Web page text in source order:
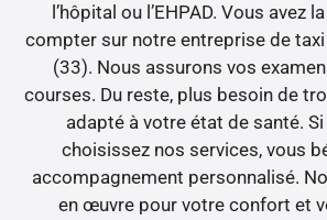
l’hôpital ou l’EHPAD. Vous avez
compter sur notre entreprise de
(33). Nous assurons vos
courses. Du reste, plus besoin de
adapté à votre état de santé.
choisissez nos services, vous
accompagnement personnalisé.
en œuvre pour votre confort et